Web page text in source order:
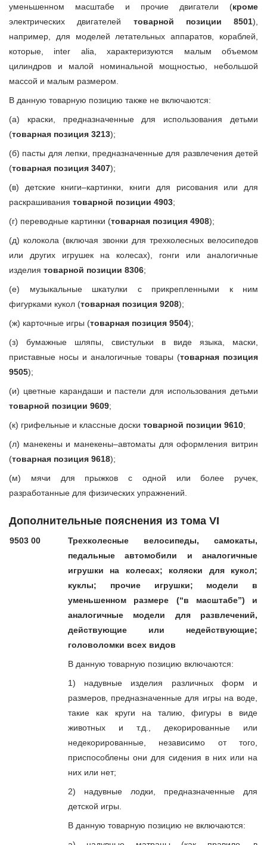
уменьшенном масштабе и прочие двигатели (кроме
электрических двигателей товарной позиции 8501),
например, для моделей летательных аппаратов, кораблей,
которые, inter alia, характеризуются малым объемом
цилиндров и малой номинальной мощностью, небольшой
массой и малым размером.
В данную товарную позицию также не включаются:
(а) краски, предназначенные для использования детьми
(товарная позиция 3213);
(б) пасты для лепки, предназначенные для развлечения детей
(товарная позиция 3407);
(в) детские книги–картинки, книги для рисования или для
раскрашивания товарной позиции 4903;
(г) переводные картинки (товарная позиция 4908);
(д) колокола (включая звонки для трехколесных велосипедов
или других игрушек на колесах), гонги или аналогичные
изделия товарной позиции 8306;
(е) музыкальные шкатулки с прикрепленными к ним
фигурками кукол (товарная позиция 9208);
(ж) карточные игры (товарная позиция 9504);
(з) бумажные шляпы, свистульки в виде языка, маски,
приставные носы и аналогичные товары (товарная позиция
9505);
(и) цветные карандаши и пастели для использования детьми
товарной позиции 9609;
(к) грифельные и классные доски товарной позиции 9610;
(л) манекены и манекены–автоматы для оформления витрин
(товарная позиция 9618);
(м) мячи для прыжков с одной или более ручек,
разработанные для физических упражнений.
Дополнительные пояснения из тома VI
9503 00
Трехколесные велосипеды, самокаты,
педальные автомобили и аналогичные
игрушки на колесах; коляски для кукол;
куклы; прочие игрушки; модели в
уменьшенном размере (“в масштабе”) и
аналогичные модели для развлечений,
действующие или недействующие;
головоломки всех видов
В данную товарную позицию включаются:
1) надувные изделия различных форм и
размеров, предназначенные для игры на воде,
такие как круги на талию, фигуры в виде
животных и т.д., декорированные или
недекорированные, независимо от того,
приспособлены они для сидения в них или на
них или нет;
2) надувные лодки, предназначенные для
детской игры.
В данную товарную позицию не включаются: